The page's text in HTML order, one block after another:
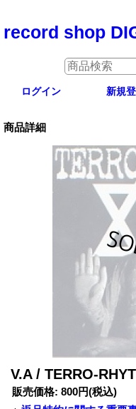
record shop
ログイン 新規
商品詳細
V.A / TERRO-
販売価格: 800円(税込)